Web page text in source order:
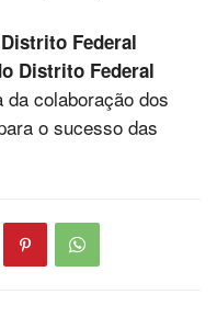
Federal
Distrito Federal
colaboração dos
o sucesso das